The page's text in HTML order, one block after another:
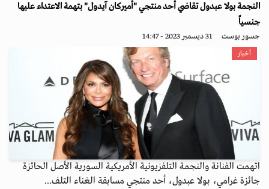
النجمة بولا عبدول تقاضي أحد منتجي "أميركان آيدول" بتهمة الاعتداء عليها
جنسياً
جسور بوست 31 ديسمبر 2023 - 14:47
أخبار
اتهمت الفنانة والنجمة التلفزيونية الأمريكية السورية الأصل الحائزة
جائزة غرامي، بولا عبدول، أحد منتجي مسابقة الغناء التلف...